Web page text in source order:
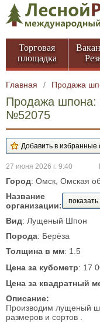
Торговая
площадка
Главная / Продажа
Продажа шпона:
№52075
27 июня 2026 г. 9:40
Город: Омск, Омская
Название
организации:
Вид: Лущеный Шпон
Порода: Берёза
Толщина в мм: 1.5
Цена за кубометр: 17
Цена за квадратный
Описание:
Производим лущеный
размеров и сортов .